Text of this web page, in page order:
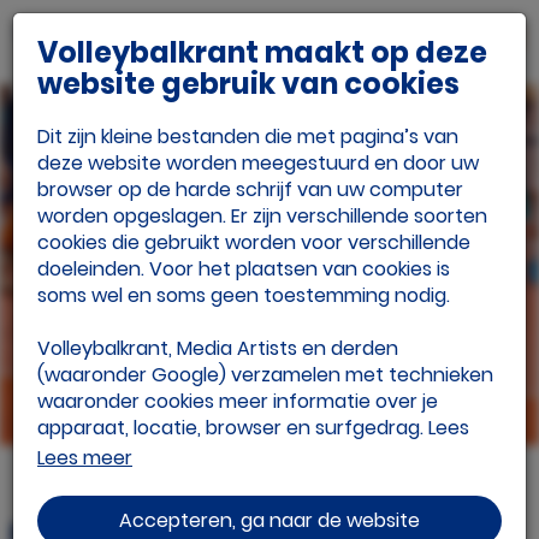
Vriend van
Volleybalkrant maakt op deze
website gebruik van cookies
Dit zijn kleine bestanden die met pagina’s van
deze website worden meegestuurd en door uw
browser op de harde schrijf van uw computer
worden opgeslagen. Er zijn verschillende soorten
cookies die gebruikt worden voor verschillende
doeleinden. Voor het plaatsen van cookies is
soms wel en soms geen toestemming nodig.
Volleybalkrant, Media Artists en derden
(waaronder Google) verzamelen met technieken
waaronder cookies meer informatie over je
apparaat, locatie, browser en surfgedrag. Lees
hetGoogle Privacybeleid en hun
hoe Google uw persoonsgegevens gebruikt. Wij
Lees meer
Accepteren, ga naar de website